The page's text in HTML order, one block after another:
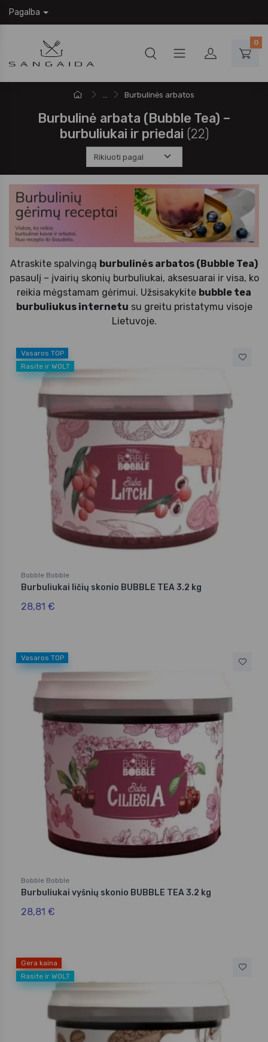
Pagalba
0
... Burbulinės arbatos
Burbulinė arbata (Bubble Tea) –
burbuliukai ir priedai (22)
Atraskite spalvingą burbulinės arbatos (Bubble Tea)
pasaulį – įvairių skonių burbuliukai, aksesuarai ir visa, ko
reikia mėgstamam gėrimui. Užsisakykite bubble tea
burbuliukus internetu su greitu pristatymu visoje
Lietuvoje.
Vasaros TOP
Rasite ir WOLT
Bobble Bobble
Burbuliukai ličių skonio BUBBLE TEA 3.2 kg
28,81 €
Vasaros TOP
Bobble Bobble
Burbuliukai vyšnių skonio BUBBLE TEA 3.2 kg
28,81 €
Gera kaina
Rasite ir WOLT